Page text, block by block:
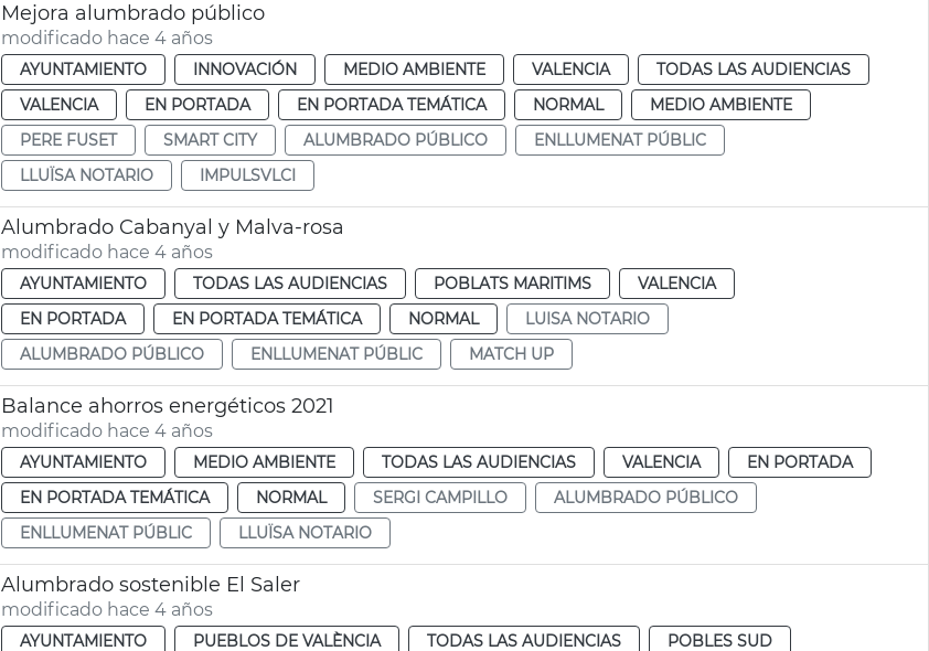
Mejora alumbrado público
modificado hace 4 años
AYUNTAMIENTO INNOVACIÓN MEDIO AMBIENTE VALENCIA
TODAS LAS AUDIENCIAS
VALENCIA
EN PORTADA EN PORTADA TEMÁTICA NORMAL
MEDIO AMBIENTE
PERE FUSET
SMART CITY ALUMBRADO PÚBLICO
ENLLUMENAT PÚBLIC
LLUÏSA NOTARIO
IMPULSVLCI
Alumbrado Cabanyal y Malva-rosa
modificado hace 4 años
AYUNTAMIENTO TODAS LAS AUDIENCIAS POBLATS MARITIMS
VALENCIA
EN PORTADA
EN PORTADA TEMÁTICA NORMAL
LUISA NOTARIO
ALUMBRADO PÚBLICO
ENLLUMENAT PÚBLIC MATCH UP
Balance ahorros energéticos 2021
modificado hace 4 años
AYUNTAMIENTO MEDIO AMBIENTE TODAS LAS AUDIENCIAS VALENCIA
EN PORTADA
EN PORTADA TEMÁTICA
NORMAL SERGI CAMPILLO
ALUMBRADO PÚBLICO
ENLLUMENAT PÚBLIC
LLUÏSA NOTARIO
Alumbrado sostenible El Saler
modificado hace 4 años
AYUNTAMIENTO PUEBLOS DE VALÈNCIA TODAS LAS AUDIENCIAS POBLES SUD